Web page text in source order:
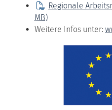
Regionale
MB)
Weitere Infos unter: